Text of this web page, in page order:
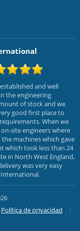
and well
the engineering
of stock and we
good first place to
When we
site engineers where
machines which gave
which took less than 24
in North West England,
was very easy
Política de privacidad